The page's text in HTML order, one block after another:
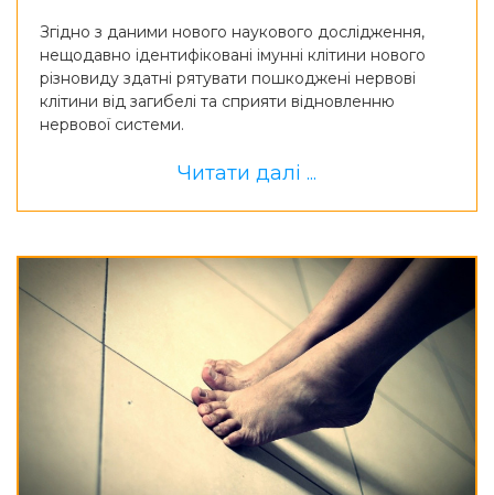
Згідно з даними нового наукового дослідження,
нещодавно ідентифіковані імунні клітини нового
різновиду здатні рятувати пошкоджені нервові
клітини від загибелі та сприяти відновленню
нервової системи.
Читати далі ...